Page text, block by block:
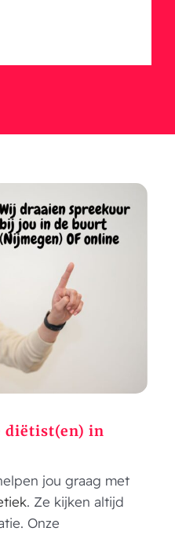
diëtist(en) in
jou graag met
. Ze kijken altijd
Onze